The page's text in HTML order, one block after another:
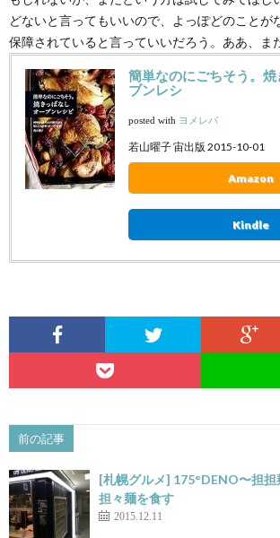
どないと言ってもいいので、よっぽどのことが
保障されていると言っていいだろう。ああ、ま
簡単なのにごちそう。
ブンレシ
posted with ヨメレバ
若山曜子 宙出版 2015-10-01
Amazon
Kindle
前の記事
[札幌グルメ] 175°DENO〜担担
担々麺を食す
2015.12.11